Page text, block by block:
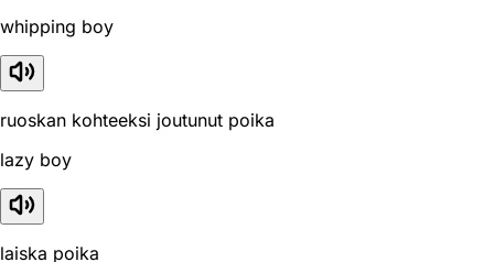
whipping boy
ruoskan kohteeksi joutunut poika
lazy boy
laiska poika